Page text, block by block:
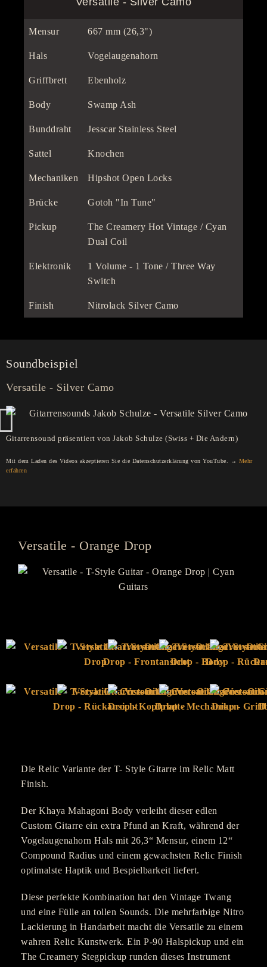
Mensur 667 mm (26,3")
Hals Vogelaugenahorn
Griffbrett Ebenholz
Body Swamp Ash
Bunddraht Jesscar Stainless Steel
Sattel Knochen
Mechaniken Hipshot Open Locks
Brücke Gotoh "In Tune"
Pickup
The Creamery Hot Vintage / Cyan
Dual Coil
Elektronik
1 Volume - 1 Tone / Three Way
Switch
Finish Nitrolack Silver Camo
Soundbeispiel
Versatile - Silver Camo
Gitarrensound präsentiert von Jakob Schulze (Swiss + Die Andern)
Mit dem Laden des Videos akzeptieren Sie die Datenschutzerklärung von YouTube. → Mehr
erfahren
Versatile - Orange Drop
Die Relic Variante der T- Style Gitarre im Relic Matt
Finish.
Der Khaya Mahagoni Body verleiht dieser edlen
Custom Gitarre ein extra Pfund an Kraft, während der
Vogelaugenahorn Hals mit 26,3“ Mensur, einem 12“
Compound Radius und einem gewachsten Relic Finish
optimalste Haptik und Bespielbarkeit liefert.
Diese perfekte Kombination hat den Vintage Twang
und eine Fülle an tollen Sounds. Die mehrfarbige Nitro
Lackierung in Handarbeit macht die Versatile zu einem
wahren Relic Kunstwerk. Ein P-90 Halspickup und ein
The Creamery Stegpickup runden dieses Instrument